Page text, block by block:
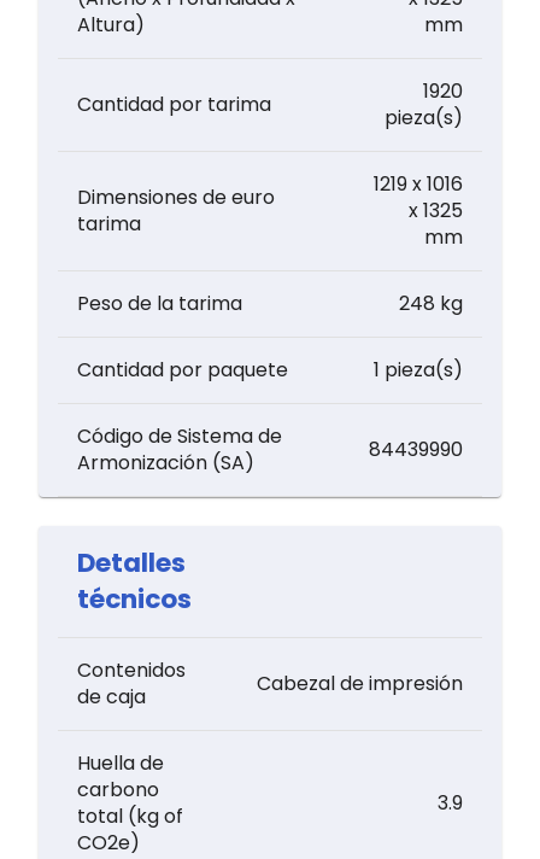
Altura)
mm
Cantidad por tarima
1920
pieza(s)
Dimensiones de euro
tarima
1219 x 1016
x 1325
mm
Peso de la tarima 248 kg
Cantidad por paquete 1 pieza(s)
Código de Sistema de
Armonización (SA)
84439990
Detalles
técnicos
Contenidos
de caja
Cabezal de impresión
Huella de
carbono
total (kg of
CO2e)
3.9